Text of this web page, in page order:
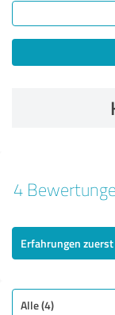
SEHR GUT
Nutzen
4
Erfahrungen zuerst
Alle (4)